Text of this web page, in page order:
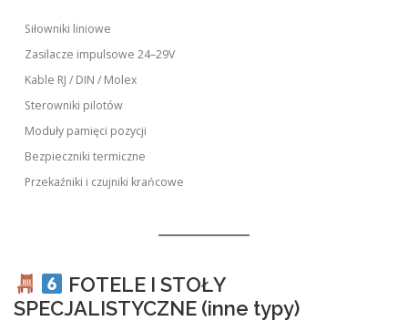
Siłowniki liniowe
Zasilacze impulsowe 24–29V
Kable RJ / DIN / Molex
Sterowniki pilotów
Moduły pamięci pozycji
Bezpieczniki termiczne
Przekaźniki i czujniki krańcowe
FOTELE I STOŁY
SPECJALISTYCZNE (inne typy)